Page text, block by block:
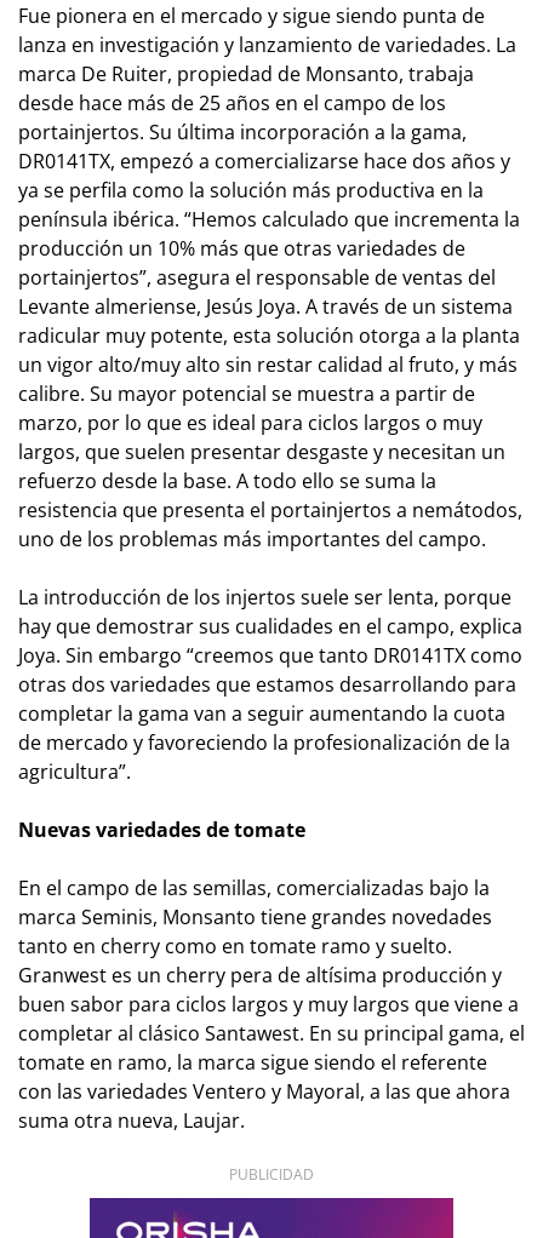
Fue pionera en el mercado y sigue siendo punta de
lanza en investigación y lanzamiento de variedades. La
marca De Ruiter, propiedad de Monsanto, trabaja
desde hace más de 25 años en el campo de los
portainjertos. Su última incorporación a la gama,
DR0141TX, empezó a comercializarse hace dos años y
ya se perfila como la solución más productiva en la
península ibérica. “Hemos calculado que incrementa la
producción un 10% más que otras variedades de
portainjertos”, asegura el responsable de ventas del
Levante almeriense, Jesús Joya. A través de un sistema
radicular muy potente, esta solución otorga a la planta
un vigor alto/muy alto sin restar calidad al fruto, y más
calibre. Su mayor potencial se muestra a partir de
marzo, por lo que es ideal para ciclos largos o muy
largos, que suelen presentar desgaste y necesitan un
refuerzo desde la base. A todo ello se suma la
resistencia que presenta el portainjertos a nemátodos,
uno de los problemas más importantes del campo.
La introducción de los injertos suele ser lenta, porque
hay que demostrar sus cualidades en el campo, explica
Joya. Sin embargo “creemos que tanto DR0141TX como
otras dos variedades que estamos desarrollando para
completar la gama van a seguir aumentando la cuota
de mercado y favoreciendo la profesionalización de la
agricultura”.
Nuevas variedades de tomate
En el campo de las semillas, comercializadas bajo la
marca Seminis, Monsanto tiene grandes novedades
tanto en cherry como en tomate ramo y suelto.
Granwest es un cherry pera de altísima producción y
buen sabor para ciclos largos y muy largos que viene a
completar al clásico Santawest. En su principal gama, el
tomate en ramo, la marca sigue siendo el referente
con las variedades Ventero y Mayoral, a las que ahora
suma otra nueva, Laujar.
PUBLICIDAD